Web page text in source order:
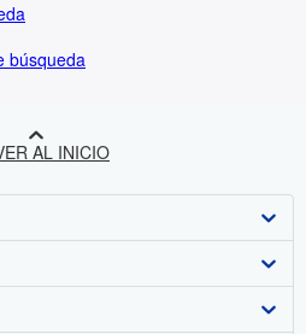
búsqueda
AL INICIO